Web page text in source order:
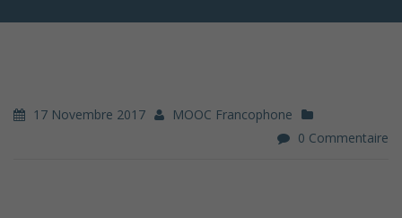
17 Novembre 2017
MOOC Francophone
0 Commentaire